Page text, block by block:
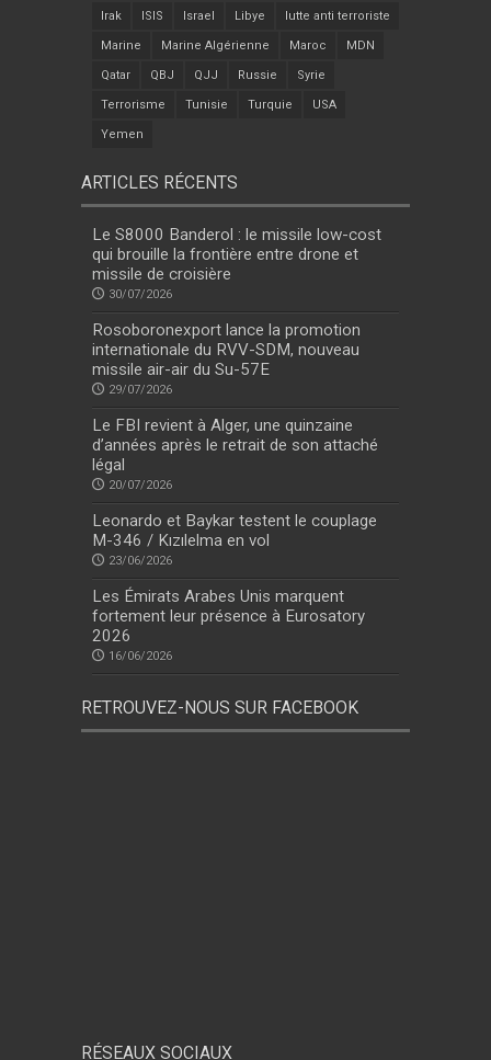
Irak ISIS Israel Libye lutte anti terroriste
Marine Marine Algérienne Maroc MDN
Qatar QBJ QJJ Russie Syrie
Terrorisme Tunisie Turquie USA
Yemen
ARTICLES RÉCENTS
Le S8000 Banderol : le missile low-cost
qui brouille la frontière entre drone et
missile de croisière
30/07/2026
Rosoboronexport lance la promotion
internationale du RVV-SDM, nouveau
missile air-air du Su-57E
29/07/2026
Le FBI revient à Alger, une quinzaine
d’années après le retrait de son attaché
légal
20/07/2026
Leonardo et Baykar testent le couplage
M-346 / Kızılelma en vol
23/06/2026
Les Émirats Arabes Unis marquent
fortement leur présence à Eurosatory
2026
16/06/2026
RETROUVEZ-NOUS SUR FACEBOOK
RÉSEAUX SOCIAUX